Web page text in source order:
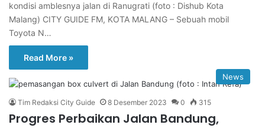
kondisi amblesnya jalan di Ranugrati (foto : Dishub Kota
Malang) CITY GUIDE FM, KOTA MALANG – Sebuah mobil
Toyota N…
Read More »
News
Tim Redaksi City Guide 8 Desember 2023 0 315
Progres Perbaikan Jalan Bandung,